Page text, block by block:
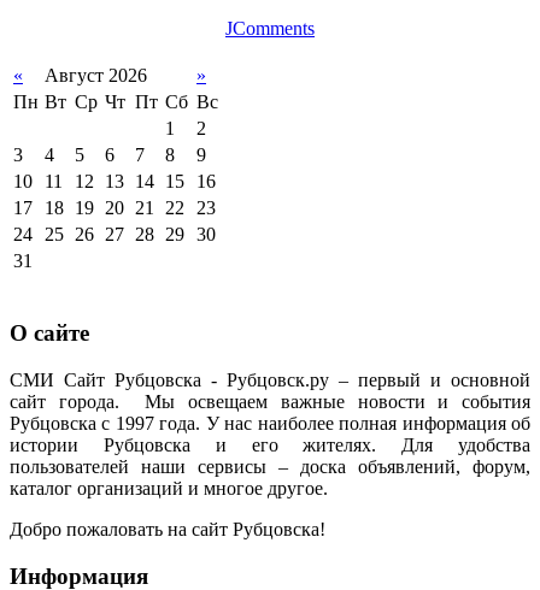
JComments
« Август 2026
»
Пн Вт Ср Чт Пт Сб Вс
1
2
3
4 5 6 7 8
9
10
11 12 13 14 15
16
17
18 19 20 21 22
23
24
25 26 27 28 29 30
31
О сайте
СМИ Сайт Рубцовска - Рубцовск.ру – первый и основной
сайт города. Мы освещаем важные новости и события
Рубцовска с 1997 года. У нас наиболее полная информация об
истории Рубцовска и его жителях. Для удобства
пользователей наши сервисы – доска объявлений, форум,
каталог организаций и многое другое.
Добро пожаловать на сайт Рубцовска!
Информация